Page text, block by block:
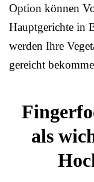
Option können
Hauptgerichte in
werden Ihre
gereicht
als